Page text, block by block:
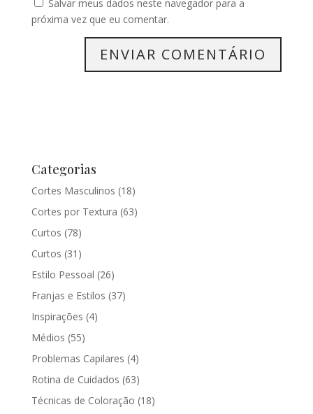
Salvar meus dados neste navegador para a
próxima vez que eu comentar.
Categorias
Cortes Masculinos (18)
Cortes por Textura (63)
Curtos (78)
Curtos (31)
Estilo Pessoal (26)
Franjas e Estilos (37)
Inspirações (4)
Médios (55)
Problemas Capilares (4)
Rotina de Cuidados (63)
Técnicas de Coloração (18)